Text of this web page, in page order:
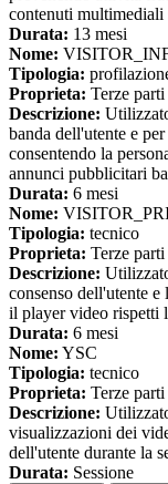
contenuti multimediali
Durata: 13 mesi
Nome:
Tipologia:
Proprieta: Terze parti
Descrizione:
banda dell'utente e
consentendo la
annunci pubblicitari
Durata: 6 mesi
Nome:
Tipologia: tecnico
Proprieta: Terze parti
Descrizione:
consenso dell'utente
il player video rispetti
Durata: 6 mesi
Nome: YSC
Tipologia: tecnico
Proprieta: Terze parti
Descrizione:
visualizzazioni dei
dell'utente durante la
Durata: Sessione